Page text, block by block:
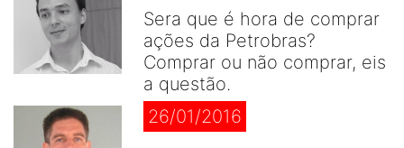
Sera que é hora de comprar
ações da Petrobras?
Comprar ou não comprar, eis
a questão.
26/01/2016